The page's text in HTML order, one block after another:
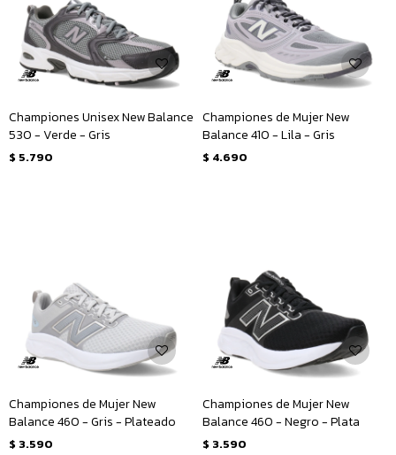
Championes Unisex New Balance
530 - Verde - Gris
$ 5.790
Championes de Mujer New
Balance 410 - Lila - Gris
$ 4.690
Championes de Mujer New
Balance 460 - Gris - Plateado
$ 3.590
Championes de Mujer New
Balance 460 - Negro - Plata
$ 3.590